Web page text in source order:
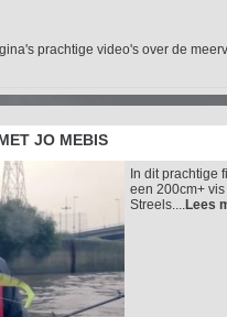
prachtige video's over de
JO MEBIS
In dit prachtige
een 200cm+
Streels....Lees